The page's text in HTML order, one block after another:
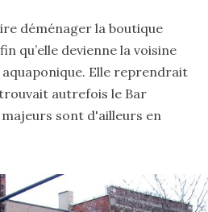
déménager la boutique
qu’elle devienne la voisine
Elle reprendrait
autrefois le Bar
sont d'ailleurs en